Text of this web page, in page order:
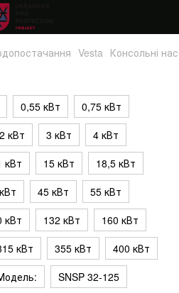
Vesta Консольні
0,55 кВт
0,75 кВт
кВт 3 кВт
4 кВт
кВт 15 кВт
18,5 кВт
45 кВт
55 кВт
кВт 132 кВт
160 кВт
кВт 355 кВт
400 кВт
SNSP 32-125